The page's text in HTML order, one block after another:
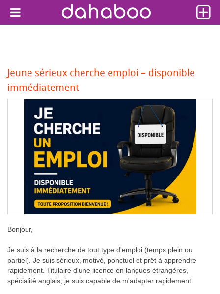
Jeune sérieux cherche emploi – disponible
immédiatement
Bonjour,
Je suis à la recherche de tout type d'emploi (temps plein ou
partiel). Je suis sérieux, motivé, ponctuel et prêt à apprendre
rapidement. Titulaire d'une licence en langues étrangères,
spécialité anglais, je suis capable de m'adapter rapidement.